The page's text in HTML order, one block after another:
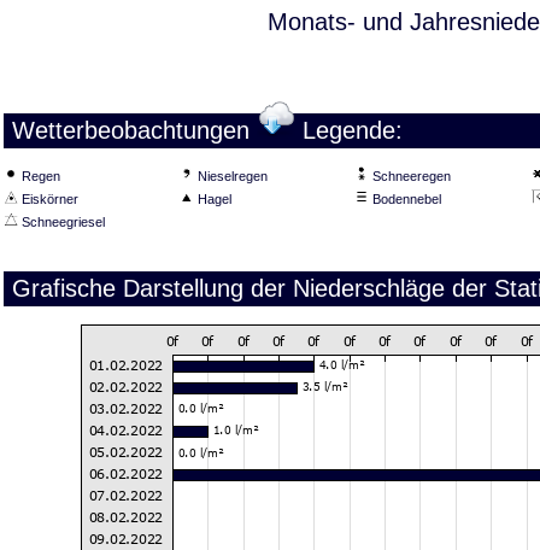
Monats- und
Wetterbeobachtungen Legende:
Regen Nieselregen
Schneeregen
Eiskörner
Hagel
Bodennebel
Schneegriesel
Grafische Darstellung der Niederschläge der